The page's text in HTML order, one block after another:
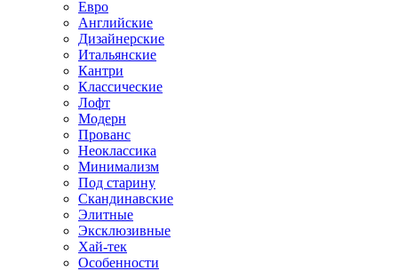
Евро
Английские
Дизайнерские
Итальянские
Кантри
Классические
Лофт
Модерн
Прованс
Неоклассика
Минимализм
Под старину
Скандинавские
Элитные
Эксклюзивные
Хай-тек
Особенности